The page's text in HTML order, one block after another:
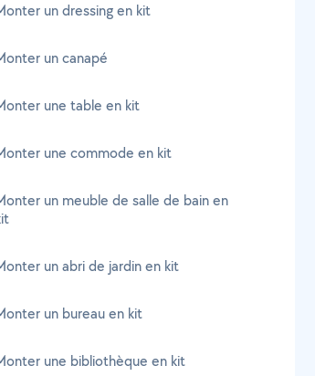
un dressing en kit
un canapé
une table en kit
une commode en kit
un meuble de salle de bain en
un abri de jardin en kit
un bureau en kit
une bibliothèque en kit